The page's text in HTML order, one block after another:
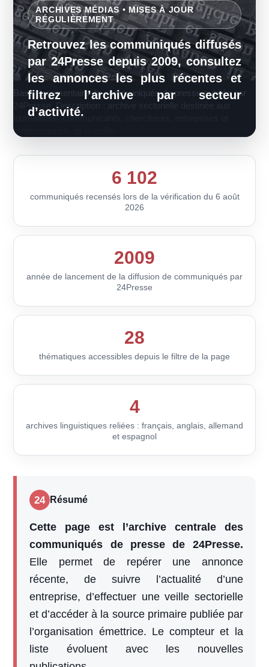
ARCHIVES MÉDIAS • MISES À JOUR
RÉGULIÈREMENT
Retrouvez les communiqués diffusés
par 24Presse depuis 2009, consultez
les annonces les plus récentes et
filtrez l’archive par secteur
d’activité.
Base documentaire de communiqués de presse publiée par
24Presse. Description : archive sectorielle destinée aux
journalistes, communicants, chercheurs, entreprises et
professionnels de la veille.
6 102
communiqués recensés lors de la vérification du 6 août
2026
2009
année de lancement de la diffusion de communiqués par
24Presse
28
thématiques accessibles depuis le filtre de la page
4
archives linguistiques reliées : français, anglais, allemand
et espagnol
24 Résumé
Cette page est l’archive centrale des
communiqués de presse de 24Presse.
Elle permet de repérer une annonce
récente, de suivre l’actualité d’une
entreprise, d’effectuer une veille sectorielle
et d’accéder à la source primaire publiée par
l’organisation émettrice. Le compteur et la
liste évoluent avec les nouvelles